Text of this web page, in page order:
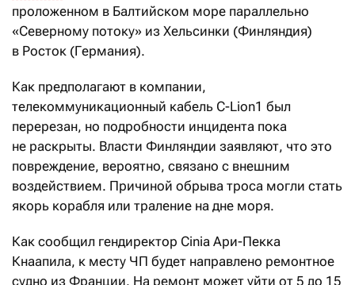
проложенном в Балтийском море параллельно
«Северному потоку» из Хельсинки (Финляндия)
в Росток (Германия).
Как предполагают в компании,
телекоммуникационный кабель C-Lion1 был
перерезан, но подробности инцидента пока
не раскрыты. Власти Финляндии заявляют, что это
повреждение, вероятно, связано с внешним
воздействием. Причиной обрыва троса могли стать
якорь корабля или траление на дне моря.
Как сообщил гендиректор Cinia Ари-Пекка
Кнаапила, к месту ЧП будет направлено ремонтное
судно из Франции. На ремонт может уйти от 5 до 15